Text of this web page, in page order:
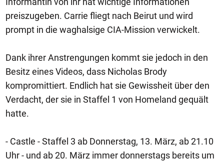
preiszugeben. Carrie fliegt nach Beirut und wird
prompt in die waghalsige CIA-Mission verwickelt.
Dank ihrer Anstrengungen kommt sie jedoch in den
Besitz eines Videos, dass Nicholas Brody
kompromittiert. Endlich hat sie Gewissheit über den
Verdacht, der sie in Staffel 1 von Homeland gequält
hatte.
- Castle - Staffel 3 ab Donnerstag, 13. März, ab 21.10
Uhr - und ab 20. März immer donnerstags bereits um